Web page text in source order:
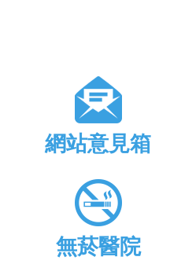
網站意見箱
無菸醫院